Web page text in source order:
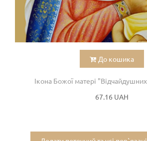
До кошика
Ікона Божої матері
67.16 UAH